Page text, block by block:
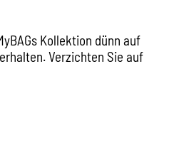
Kollektion dünn auf
Verzichten Sie auf